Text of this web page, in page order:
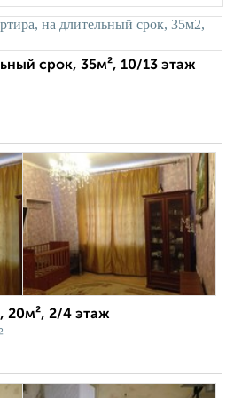
срок, 35м², 10/13 этаж
20м², 2/4 этаж